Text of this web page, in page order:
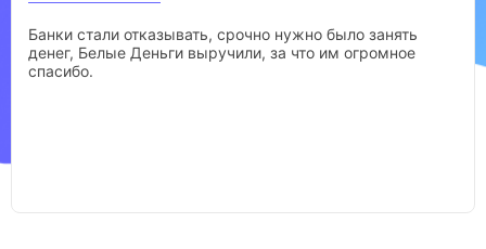
Банки стали отказывать, срочно нужно было занять
денег, Белые Деньги выручили, за что им огромное
спасибо.